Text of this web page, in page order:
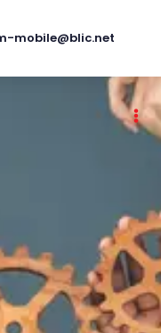
mobile@blic.net